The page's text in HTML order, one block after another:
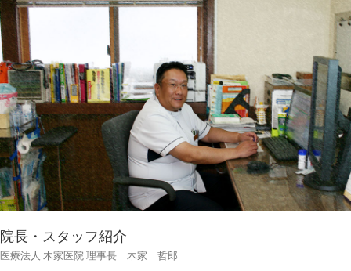
院長・スタッフ紹介
医療法人 木家医院 理事長 木家 哲郎